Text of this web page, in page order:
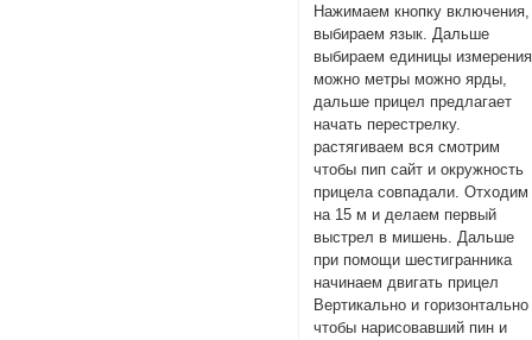
Нажимаем кнопку включения,
выбираем язык. Дальше
выбираем единицы
можно метры можно ярды,
дальше прицел предлагает
начать перестрелку.
растягиваем вся смотрим
чтобы пип сайт и окружность
прицела совпадали. Отходим
на 15 м и делаем первый
выстрел в мишень. Дальше
при помощи шестигранника
начинаем двигать прицел
Вертикально и горизонтально
чтобы нарисовавший пин и